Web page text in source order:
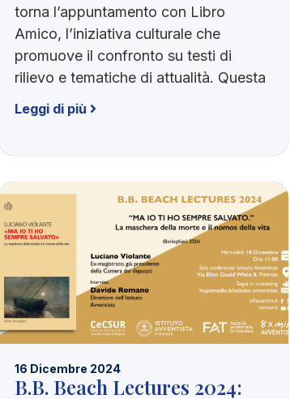
torna l’appuntamento con Libro
Amico, l’iniziativa culturale che
promuove il confronto su testi di
rilievo e tematiche di attualità. Questa
Leggi di più
16 Dicembre 2024
B.B. Beach Lectures 2024: